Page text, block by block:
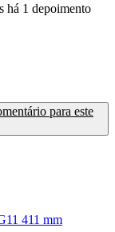
há 1 depoimento
para este
411 mm